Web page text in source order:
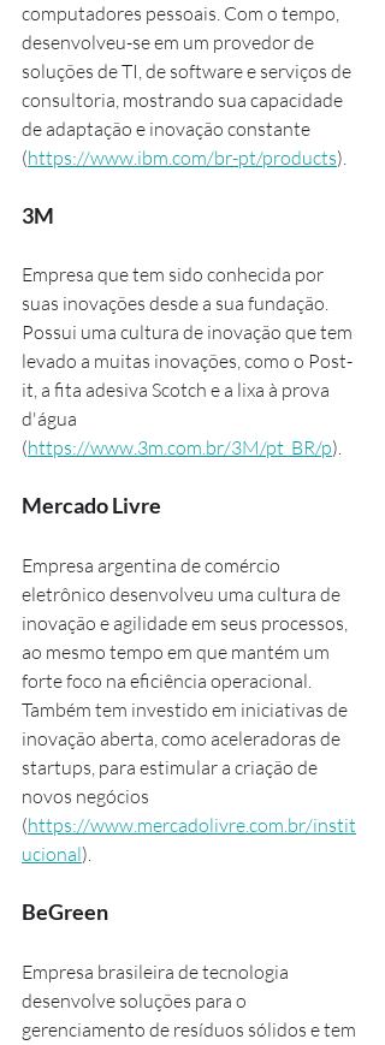
computadores pessoais. Com o tempo,
desenvolveu-se em um provedor de
soluções de TI, de software e serviços de
consultoria, mostrando sua capacidade
de adaptação e inovação constante
(https://www.ibm.com/br-pt/products).
3M
Empresa que tem sido conhecida por
suas inovações desde a sua fundação.
Possui uma cultura de inovação que tem
levado a muitas inovações, como o Post-
it, a fita adesiva Scotch e a lixa à prova
d'água
(https://www.3m.com.br/3M/pt_BR/p).
Mercado Livre
Empresa argentina de comércio
eletrônico desenvolveu uma cultura de
inovação e agilidade em seus processos,
ao mesmo tempo em que mantém um
forte foco na eficiência operacional.
Também tem investido em iniciativas de
inovação aberta, como aceleradoras de
startups, para estimular a criação de
novos negócios
(https://www.mercadolivre.com.br/instit
ucional).
BeGreen
Empresa brasileira de tecnologia
desenvolve soluções para o
gerenciamento de resíduos sólidos e tem